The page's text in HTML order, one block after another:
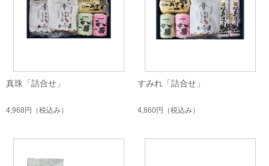
真珠「詰合せ」
4,968円 （税込み）
すみれ「詰合せ」
4,860円 （税込み）